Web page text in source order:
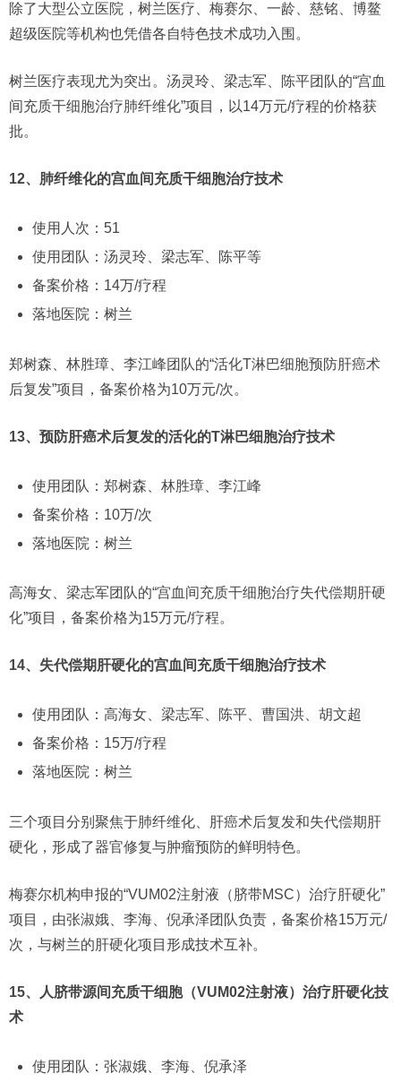
除了大型公立医院，树兰医疗、梅赛尔、一龄、慈铭、博鳌
超级医院等机构也凭借各自特色技术成功入围。
树兰医疗表现尤为突出。汤灵玲、梁志军、陈平团队的“宫血
间充质干细胞治疗肺纤维化”项目，以14万元/疗程的价格获
批。
12、肺纤维化的宫血间充质干细胞治疗技术
使用人次：51
使用团队：汤灵玲、梁志军、陈平等
备案价格：14万/疗程
落地医院：树兰
郑树森、林胜璋、李江峰团队的“活化T淋巴细胞预防肝癌术
后复发”项目，备案价格为10万元/次。
13、预防肝癌术后复发的活化的T淋巴细胞治疗技术
使用团队：郑树森、林胜璋、李江峰
备案价格：10万/次
落地医院：树兰
高海女、梁志军团队的“宫血间充质干细胞治疗失代偿期肝硬
化”项目，备案价格为15万元/疗程。
14、失代偿期肝硬化的宫血间充质干细胞治疗技术
使用团队：高海女、梁志军、陈平、曹国洪、胡文超
备案价格：15万/疗程
落地医院：树兰
三个项目分别聚焦于肺纤维化、肝癌术后复发和失代偿期肝
硬化，形成了器官修复与肿瘤预防的鲜明特色。
梅赛尔机构申报的“VUM02注射液（脐带MSC）治疗肝硬化”
项目，由张淑娥、李海、倪承泽团队负责，备案价格15万元/
次，与树兰的肝硬化项目形成技术互补。
15、人脐带源间充质干细胞（VUM02注射液）治疗肝硬化技
术
使用团队：张淑娥、李海、倪承泽